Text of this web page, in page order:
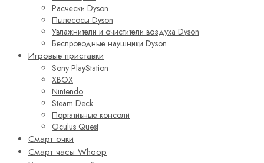
Расчески Dyson
Пылесосы Dyson
Увлажнители и очистители воздуха Dyson
Беспроводные наушники Dyson
Игровые приставки
Sony PlayStation
XBOX
Nintendo
Steam Deck
Портативные консоли
Oculus Quest
Смарт очки
Смарт часы Whoop